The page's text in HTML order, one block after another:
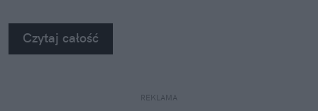
Czytaj całość
REKLAMA